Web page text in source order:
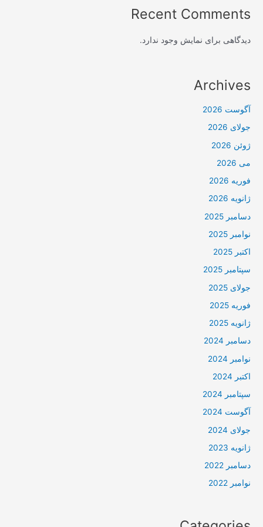
Recent Comments
دیدگاهی برای نمایش وجود ندارد.
Archives
آگوست 2026
جولای 2026
ژوئن 2026
می 2026
فوریه 2026
ژانویه 2026
دسامبر 2025
نوامبر 2025
اکتبر 2025
سپتامبر 2025
جولای 2025
فوریه 2025
ژانویه 2025
دسامبر 2024
نوامبر 2024
اکتبر 2024
سپتامبر 2024
آگوست 2024
جولای 2024
ژانویه 2023
دسامبر 2022
نوامبر 2022